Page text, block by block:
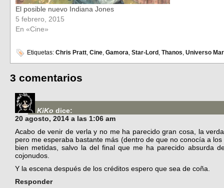
El posible nuevo Indiana Jones
5 febrero, 2015
En «Cine»
Etiquetas: Chris Pratt, Cine, Gamora, Star-Lord , Thanos, Universo
3 comentarios
KiKo dice:
20 agosto, 2014 a las 1:06 am
Acabo de venir de verla y no me ha parecido gran cosa, la
pero me esperaba bastante más (dentro de que no conocía a
bien metidas, salvo la del final que me ha parecido absurda
cojonudos.
Y la escena después de los créditos espero que sea de coña.
Responder